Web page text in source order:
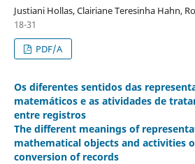
Justiani Hollas, Clairiane Teresinha Hahn,
18-31
PDF/A
Os diferentes sentidos das
matemáticos e as atividades de
entre registros
The different meanings of
mathematical objects and activities
conversion of records